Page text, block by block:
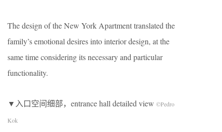
The design of the New York Apartment translated the
family’s emotional desires into interior design, at the
same time considering its necessary and particular
functionality.
▼入口空间细部，entrance hall detailed view ©Pedro
Kok